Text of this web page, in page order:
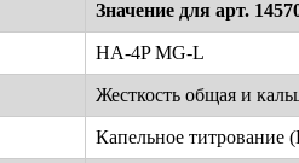
Значение для арт.
HA-4P MG-L
Жесткость общая и
Капельное титрование